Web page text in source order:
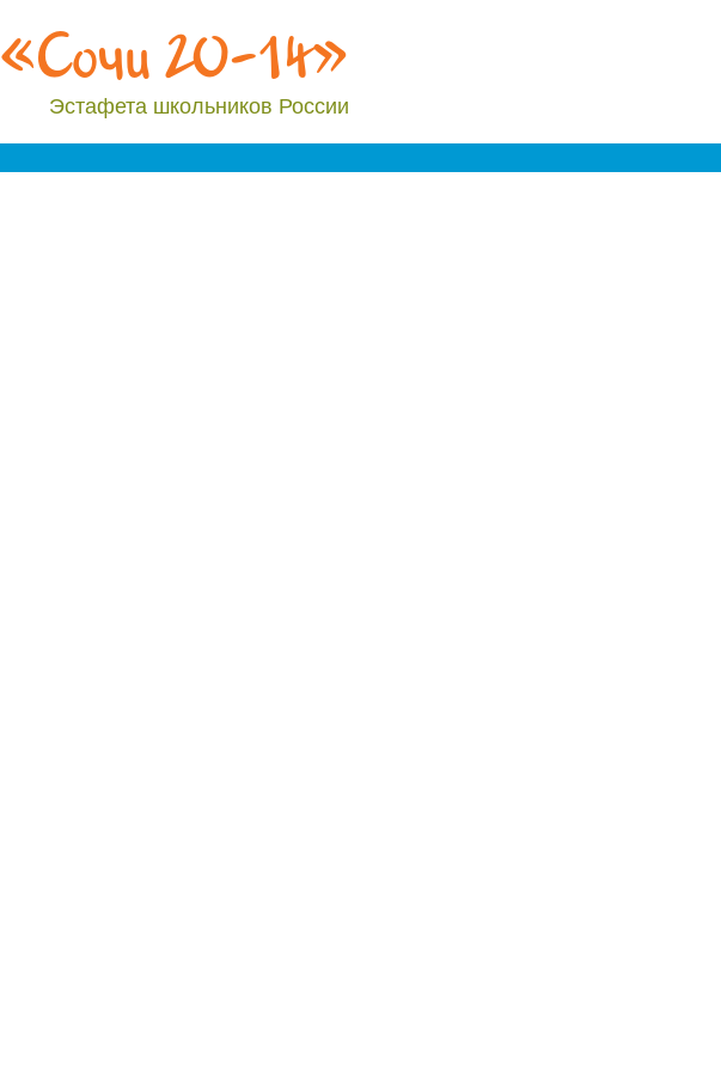
«Сочи 20-14»
Эстафета школьников России